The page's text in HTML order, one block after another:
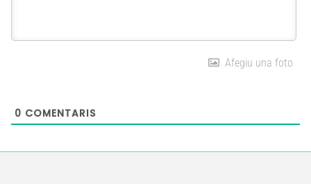
Afegiu una foto
0 COMENTARIS